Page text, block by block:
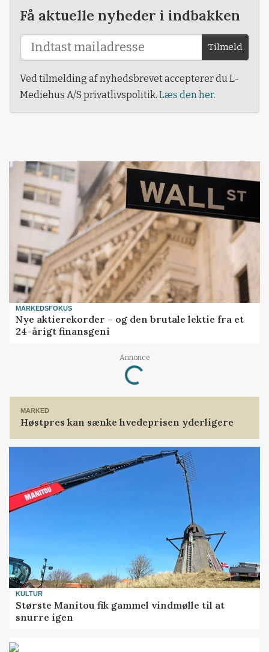
Få aktuelle nyheder i indbakken
Tilmeld
Ved tilmelding af nyhedsbrevet accepterer du L-
Mediehus A/S privatlivspolitik. Læs den her.
MARKEDSFOKUS
Nye aktierekorder – og den brutale lektie fra et
24-årigt finansgeni
Annonce
Loading...
MARKED
Høstpres kan sænke hvedeprisen yderligere
KULTUR
Største Manitou fik gammel vindmølle til at
snurre igen